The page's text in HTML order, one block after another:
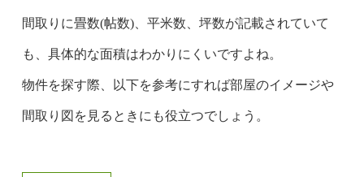
間取りに畳数(帖数)、平米数、坪数が記載されていて
も、具体的な面積はわかりにくいですよね。
物件を探す際、以下を参考にすれば部屋のイメージや
間取り図を見るときにも役立つでしょう。